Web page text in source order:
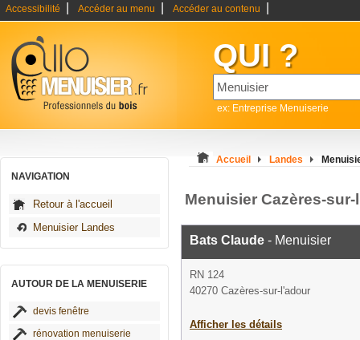
Accessibilité Accéder au menu Accéder au contenu
QUI ?
ex: Entreprise Menuiserie
NAVIGATION
Retour à l'accueil
Menuisier Landes
AUTOUR DE LA MENUISERIE
devis fenêtre
rénovation menuiserie
Accueil Landes
Menuisier Cazères-
Bats Claude - Menuisier
RN 124
40270 Cazères-sur-l'adour
Afficher les détails